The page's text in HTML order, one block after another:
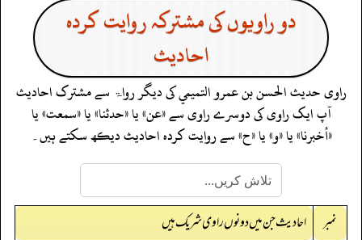
دو راویوں کی مشترکہ روایت کردہ
احادیث
راوی حدیثالحسن بن عمرو التميميکی دیگر رواۃ سے مشترک احادیث
آپ ایک راوی کی دوسرے راوی سے «عن» یا «حدثنا» یا «سمعت» یا
«أخبرنا» یا «و» یا «ح» سے روایت کردہ احادیث دیکھ سکتے ہیں۔
نمبر احادیث جن میں دونوں راوی شریک ہیں